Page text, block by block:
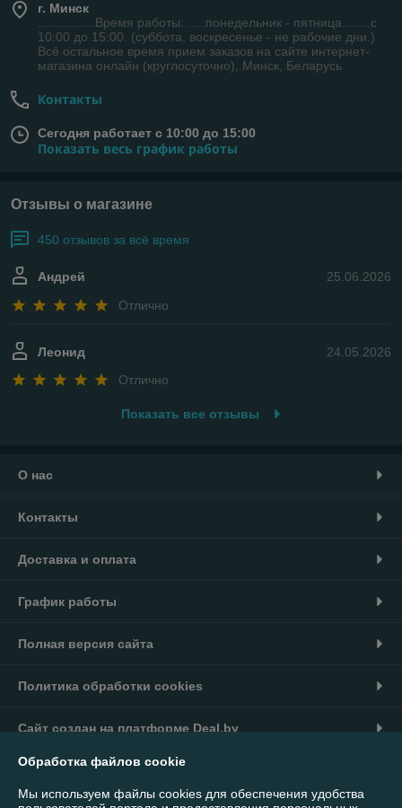
г. Минск
................Время работы: .....понедельник - пятница........с
10:00 до 15:00. (суббота, воскресенье - не рабочие дни.)
Всё остальное время прием заказов на сайте интернет-
магазина онлайн (круглосуточно), Минск, Беларусь
Контакты
Сегодня работает с 10:00 до 15:00
Показать весь график работы
Отзывы о магазине
450 отзывов за всё время
25.06.2026
Андрей
Отлично
24.05.2026
Леонид
Отлично
Показать все отзывы
О нас
Контакты
Доставка и оплата
График работы
Полная версия сайта
Политика обработки cookies
Сайт создан на платформе Deal.by
Юридическое лицо:ООО "Интернет-магазин 7007"
Обработка файлов cookie
Мы используем файлы cookies для обеспечения удобства